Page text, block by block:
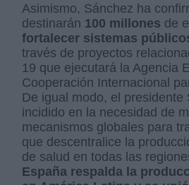
Asimismo, Sánchez ha
destinarán 100 millones de
fortalecer sistemas
través de proyectos
19 que ejecutará la Agencia
Cooperación Internacional
De igual modo, el presidente
incidido en la necesidad de
mecanismos globales para
que descentralice la
de salud en todas las
España respalda la